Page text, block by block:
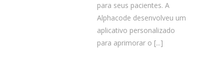
para seus pacientes. A
Alphacode desenvolveu um
aplicativo personalizado
para aprimorar o [...]